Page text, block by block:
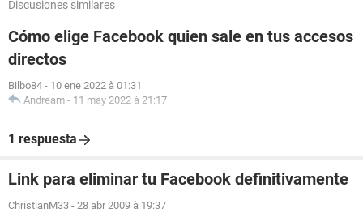
Discusiones similares
Cómo elige Facebook quien sale en tus accesos
directos
Bilbo84 - 10 ene 2022 à 01:31
Andream - 11 may 2022 à 21:17
1 respuesta
Link para eliminar tu Facebook definitivamente
ChristianM33 - 28 abr 2009 à 19:37